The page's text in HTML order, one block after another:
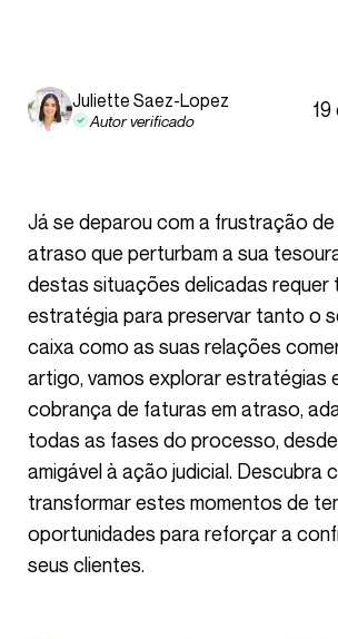
Juliette Saez-Lopez
Autor verificado
Já se deparou com a frustração de faturas em
atraso que perturbam a sua
destas situações delicadas requer
estratégia para preservar tanto o
caixa como as suas relações
artigo, vamos explorar estratégias
cobrança de faturas em atraso,
todas as fases do processo,
amigável à ação judicial. Descubra
transformar estes momentos de
oportunidades para reforçar a
seus clientes.